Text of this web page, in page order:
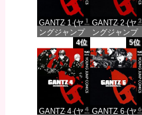
GANTZ 1 (ヤ
ングジャンプ
コミックス
DIGITAL)
価格：¥100
GANTZ 2 (ヤ
ングジャンプ
コミックス
DIGITAL)
価格：¥100
4位
GANTZ 4 (ヤ
5位
GANTZ 6 (ヤ